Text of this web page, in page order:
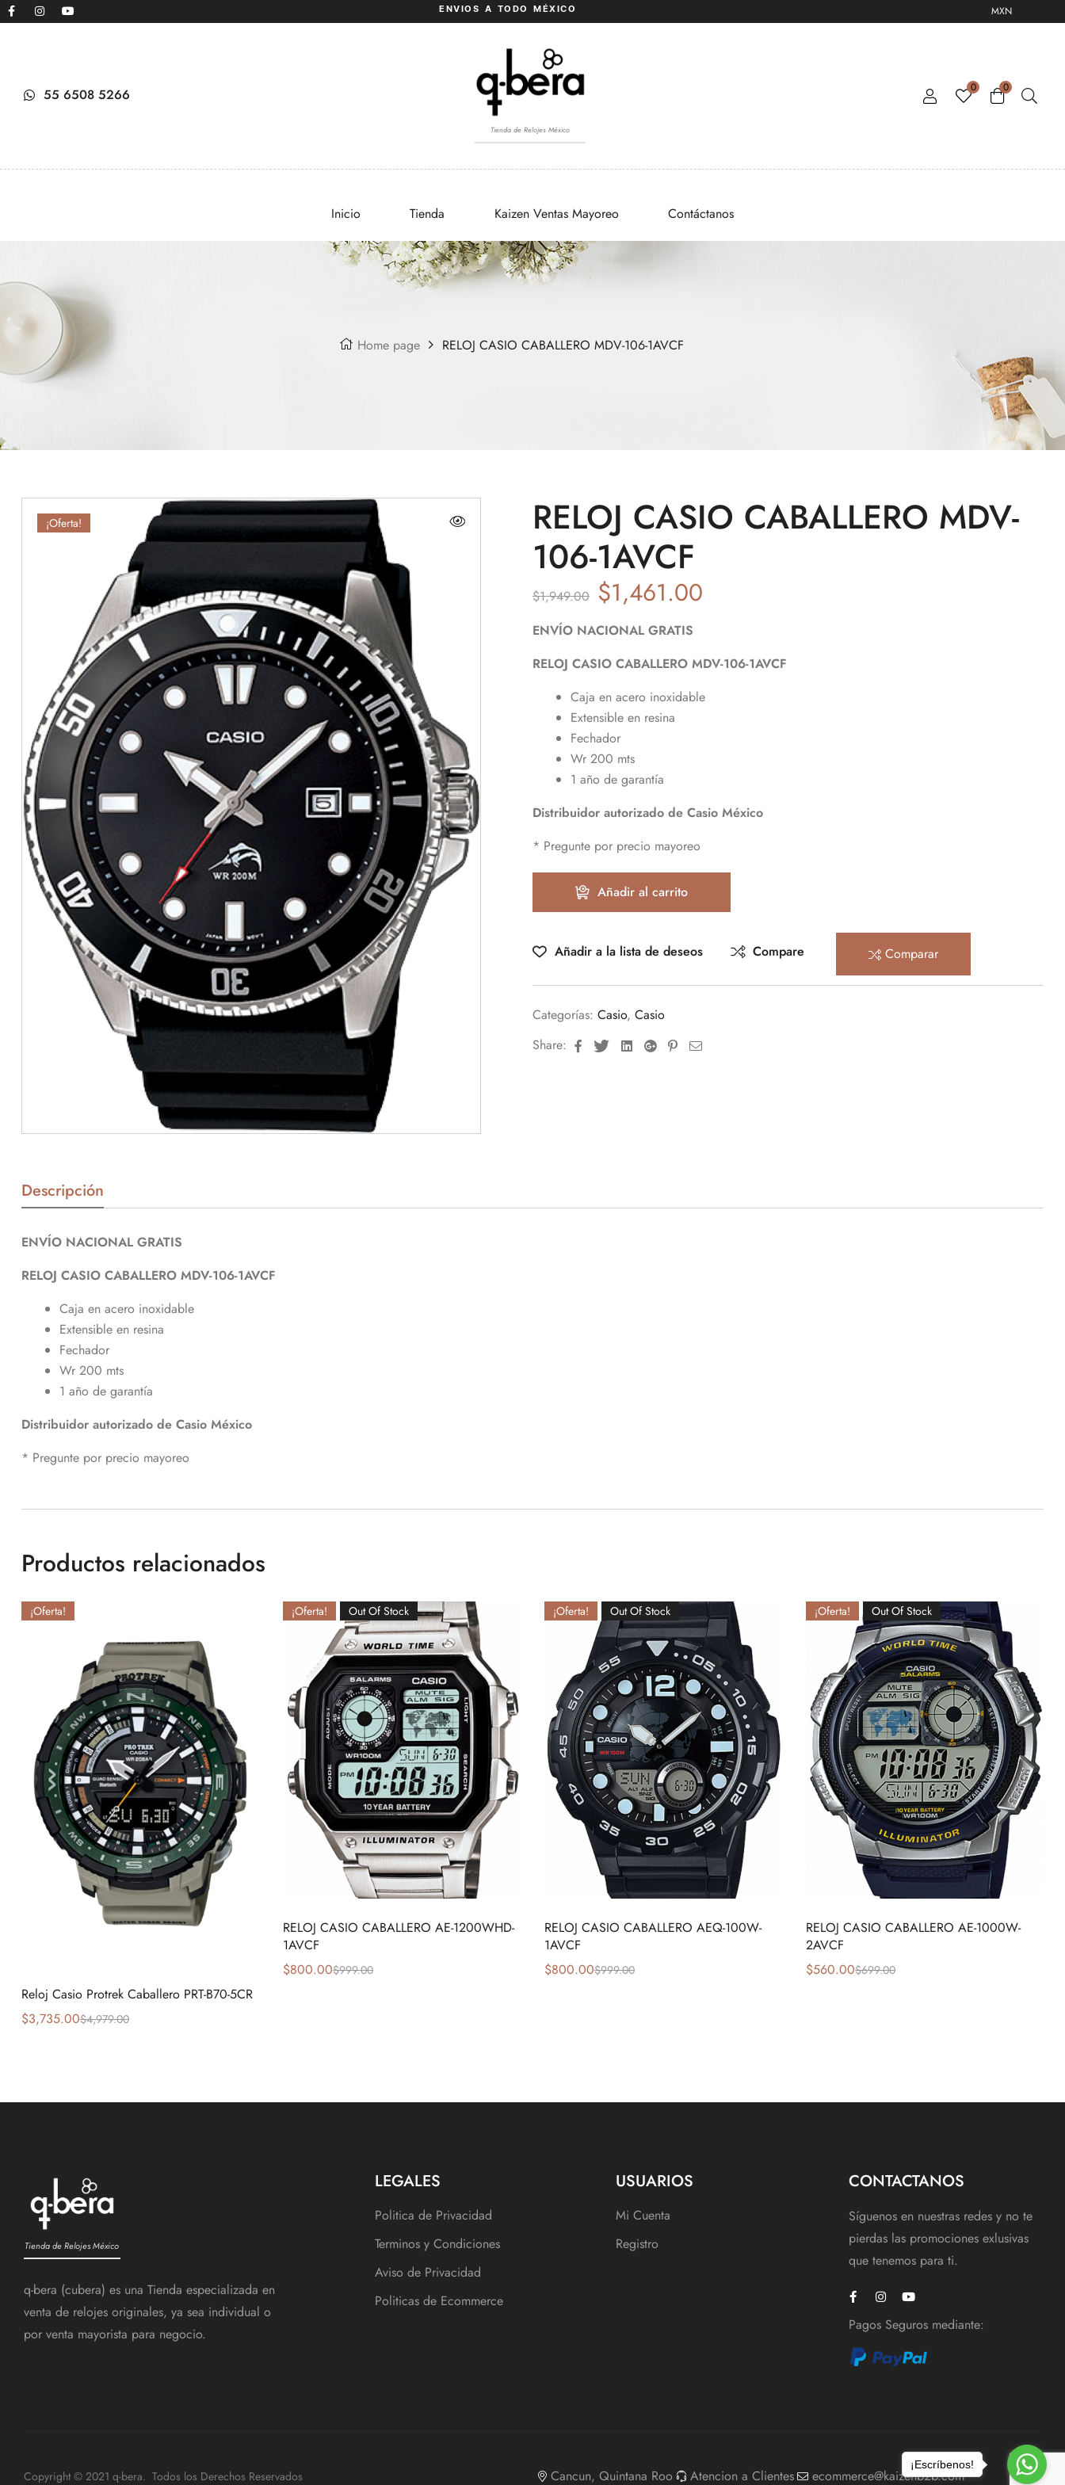
ENVIOS A TODO MÉXICO MXN
55 6508 5266
Tienda de Relojes México
0 0
Inicio Tienda Kaizen Ventas Mayoreo Contáctanos
Home page RELOJ CASIO CABALLERO MDV-106-1AVCF
¡Oferta!
RELOJ CASIO CABALLERO MDV-
106-1AVCF
$1,949.00 $1,461.00
ENVÍO NACIONAL GRATIS
RELOJ CASIO CABALLERO MDV-106-1AVCF
Caja en acero inoxidable
Extensible en resina
Fechador
Wr 200 mts
1 año de garantía
Distribuidor autorizado de Casio México
* Pregunte por precio mayoreo
Añadir al carrito
Añadir a la lista de deseos Compare Comparar
Categorías: Casio, Casio
Share:
FacebookTwitterLinkedinGoogle+Pinterest
Email
Descripción
ENVÍO NACIONAL GRATIS
RELOJ CASIO CABALLERO MDV-106-1AVCF
Caja en acero inoxidable
Extensible en resina
Fechador
Wr 200 mts
1 año de garantía
Distribuidor autorizado de Casio México
* Pregunte por precio mayoreo
Productos relacionados
¡Oferta!
Reloj Casio Protrek Caballero PRT-B70-5CR
$4,979.00
$3,735.00
¡Oferta! Out Of Stock
RELOJ CASIO CABALLERO AE-1200WHD-
1AVCF
$999.00
$800.00
¡Oferta! Out Of Stock
RELOJ CASIO CABALLERO AEQ-100W-
1AVCF
$999.00
$800.00
¡Oferta! Out Of Stock
RELOJ CASIO CABALLERO AE-1000W-
2AVCF
$699.00
$560.00
Tienda de Relojes México
q-bera (cubera) es una Tienda especializada en
venta de relojes originales, ya sea individual o
por venta mayorista para negocio.
LEGALES
Politica de Privacidad
Terminos y Condiciones
Aviso de Privacidad
Politicas de Ecommerce
USUARIOS
Mi Cuenta
Registro
CONTACTANOS
Síguenos en nuestras redes y no te
pierdas las promociones exlusivas
que tenemos para ti.
Pagos Seguros mediante:
Copyright © 2021 q-bera. Todos los Derechos Reservados Cancun, Quintana Roo Atencion a Clientes ecommerce@kaizenb2b.com
¡Escríbenos!